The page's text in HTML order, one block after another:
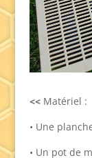
<<Matériel :
• Une
• Un pot de